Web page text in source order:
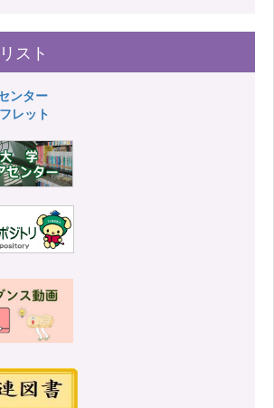
スト
ンター
レット